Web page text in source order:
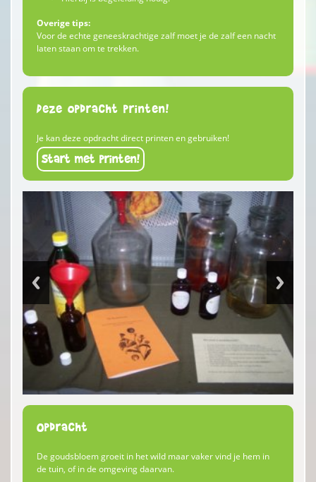
Overige tips:
Voor de echte geneeskrachtige zalf moet je de zalf een nacht
laten staan om te trekken.
Deze opdracht printen!
Je kan deze opdracht direct printen en gebruiken!
Start met printen!
Opdracht
De goudsbloem groeit in het wild maar vaker vind je hem in
de tuin, of in de omgeving daarvan.